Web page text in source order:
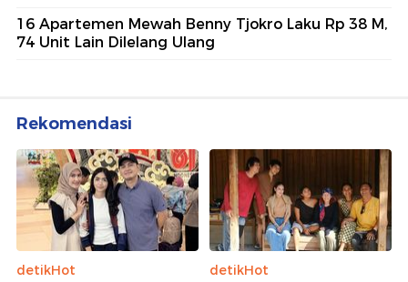
16 Apartemen Mewah Benny Tjokro Laku Rp 38 M,
74 Unit Lain Dilelang Ulang
Rekomendasi
detikHot
detikHot